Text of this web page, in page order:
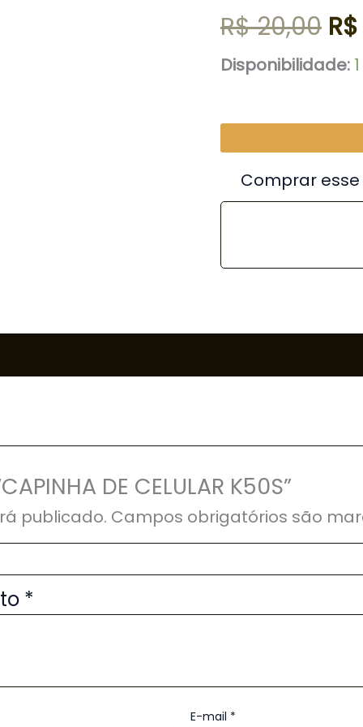
R$20,00 R$
Disponibilidade:
Comprar
DE CELULAR K50S”
publicado. Campos obrigatórios são
*
E-mail *